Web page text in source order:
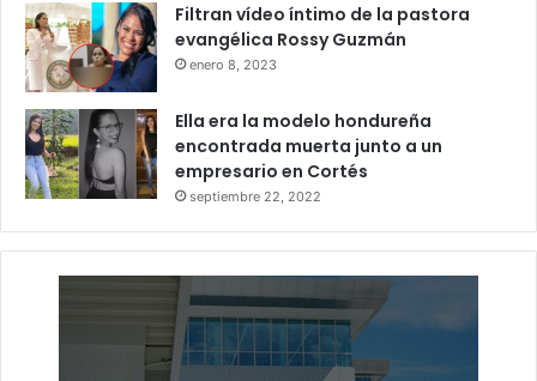
Filtran vídeo íntimo de la pastora
evangélica Rossy Guzmán
enero 8, 2023
Ella era la modelo hondureña
encontrada muerta junto a un
empresario en Cortés
septiembre 22, 2022